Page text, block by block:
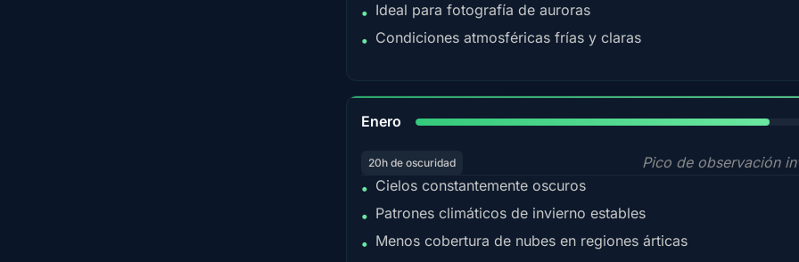
• Ideal para fotografía de auroras
• Condiciones atmosféricas frías y claras
Enero
20h de oscuridad
Pico de observación
• Cielos constantemente oscuros
• Patrones climáticos de invierno estables
• Menos cobertura de nubes en regiones árticas